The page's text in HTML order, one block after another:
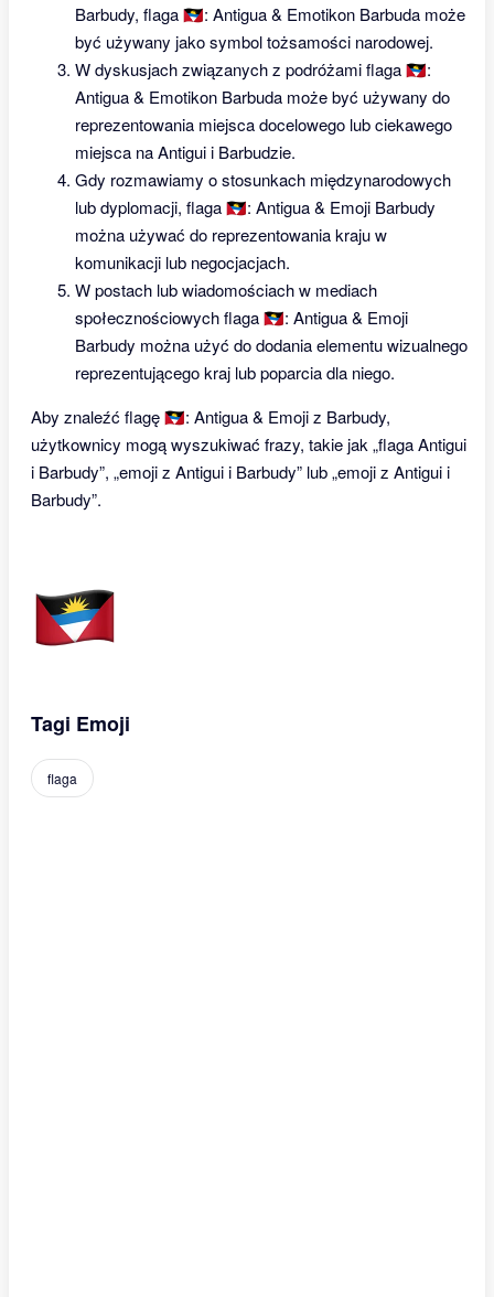
Barbudy, flaga 🇦🇬: Antigua & Emotikon Barbuda może
być używany jako symbol tożsamości narodowej.
W dyskusjach związanych z podróżami flaga 🇦🇬:
Antigua & Emotikon Barbuda może być używany do
reprezentowania miejsca docelowego lub ciekawego
miejsca na Antigui i Barbudzie.
Gdy rozmawiamy o stosunkach międzynarodowych
lub dyplomacji, flaga 🇦🇬: Antigua & Emoji Barbudy
można używać do reprezentowania kraju w
komunikacji lub negocjacjach.
W postach lub wiadomościach w mediach
społecznościowych flaga 🇦🇬: Antigua & Emoji
Barbudy można użyć do dodania elementu wizualnego
reprezentującego kraj lub poparcia dla niego.
Aby znaleźć flagę 🇦🇬: Antigua & Emoji z Barbudy,
użytkownicy mogą wyszukiwać frazy, takie jak „flaga Antigui
i Barbudy”, „emoji z Antigui i Barbudy” lub „emoji z Antigui i
Barbudy”.
Tagi Emoji
flaga